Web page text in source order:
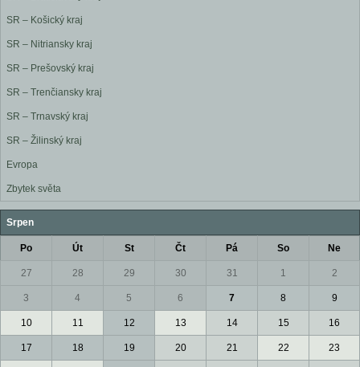
SR – Košický kraj
SR – Nitriansky kraj
SR – Prešovský kraj
SR – Trenčiansky kraj
SR – Trnavský kraj
SR – Žilinský kraj
Evropa
Zbytek světa
Srpen
Po Út St Čt Pá So Ne
27 28 29 30 31 1 2
3 4 5 6 7 8 9
10 11 12 13 14 15 16
17 18 19 20 21 22 23